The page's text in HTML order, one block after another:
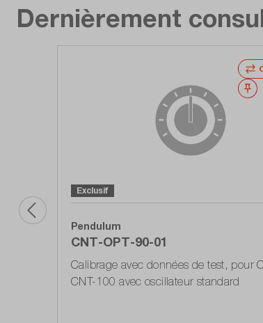
Dernièrement
Exclusif
Pendulum
CNT-OPT-90-01
Calibrage avec données de test, pour
CNT-100 avec oscillateur standard